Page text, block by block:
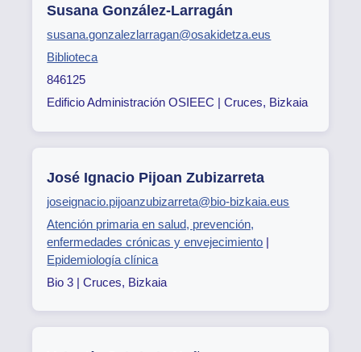
Susana González-Larragán
susana.gonzalezlarragan@osakidetza.eus
Biblioteca
846125
Edificio Administración OSIEEC | Cruces, Bizkaia
José Ignacio Pijoan Zubizarreta
joseignacio.pijoanzubizarreta@bio-bizkaia.eus
Atención primaria en salud, prevención,
enfermedades crónicas y envejecimiento |
Epidemiología clínica
Bio 3 | Cruces, Bizkaia